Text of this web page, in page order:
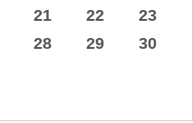
21 22
23
28 29
30